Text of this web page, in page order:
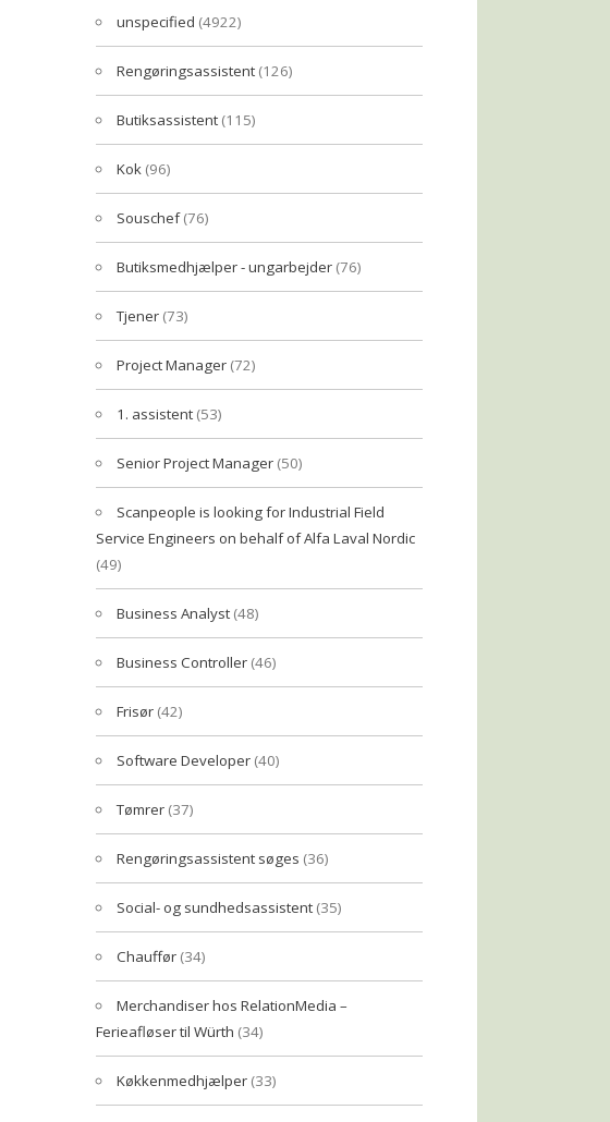
unspecified (4922)
Rengøringsassistent (126)
Butiksassistent (115)
Kok (96)
Souschef(76)
Butiksmedhjælper - ungarbejder (76)
Tjener (73)
Project Manager (72)
1. assistent (53)
Senior Project Manager (50)
Scanpeople is looking for Industrial Field
Service Engineers on behalf of Alfa Laval Nordic
(49)
Business Analyst (48)
Business Controller (46)
Frisør (42)
Software Developer (40)
Tømrer (37)
Rengøringsassistent søges (36)
Social- og sundhedsassistent (35)
Chauffør (34)
Merchandiser hos RelationMedia –
Ferieafløser til Würth (34)
Køkkenmedhjælper (33)